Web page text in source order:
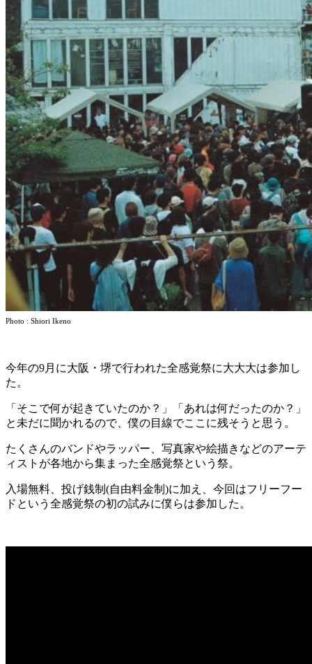
Photo : Shiori Ikeno
今年の9月に大阪・堺で行われた全感覚祭に大大大は参加し
た。
「そこで何が起きていたのか？」「あれは何だったのか？」
と未だに聞かれるので、僕の目線でここに残そうと思う。
たくさんのバンドやラッパー、写真家や絵描きなどのアーテ
ィストが各地から集まった全感覚祭という祭。
入場無料、投げ銭制(自由料金制)に加え、今回はフリーフー
ドという全感覚祭の初の試みに僕らは参加した。